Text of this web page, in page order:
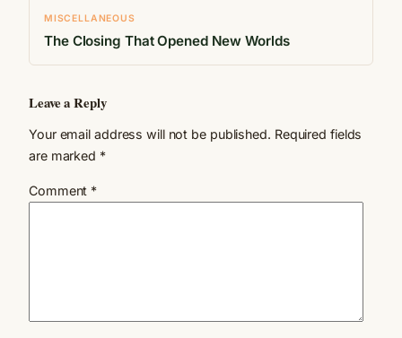
MISCELLANEOUS
The Closing That Opened New Worlds
Leave a Reply
Your email address will not be published. Required fields
are marked *
Comment *